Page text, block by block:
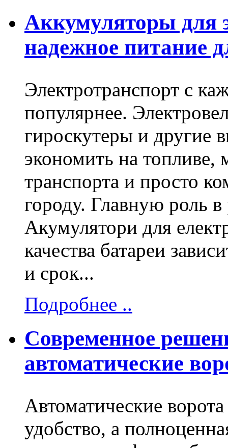
Аккумуляторы для
надежное питание
Электротранспорт с
популярнее.
гироскутеры и другие
экономить на топливе,
транспорта и просто
городу. Главную роль в
Акумулятори для
качества батареи
и срок...
Подробнее ..
Современное
автоматические
Автоматические
удобство, а